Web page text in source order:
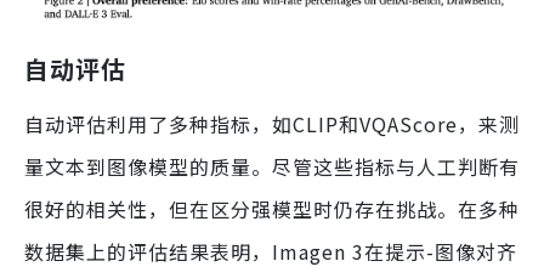
自动评估
自动评估利用了多种指标，如CLIP和VQAScore，来测
量文本到图像模型的质量。尽管这些指标与人工判断有
很好的相关性，但在区分强模型时仍存在挑战。在多种
数据集上的评估结果表明，Imagen 3在提示-图像对齐